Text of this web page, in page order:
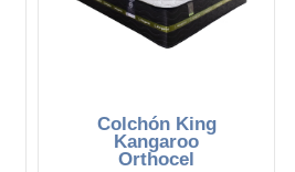
Colchón King
Kangaroo
Orthocel